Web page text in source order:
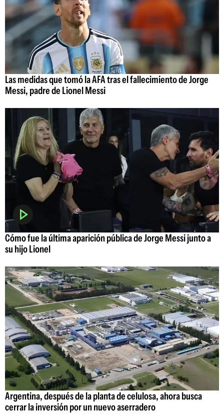
Las medidas que tomó la AFA tras el fallecimiento de Jorge
Messi, padre de Lionel Messi
Cómo fue la última aparición pública de Jorge Messi junto a
su hijo Lionel
Argentina, después de la planta de celulosa, ahora busca
cerrar la inversión por un nuevo aserradero